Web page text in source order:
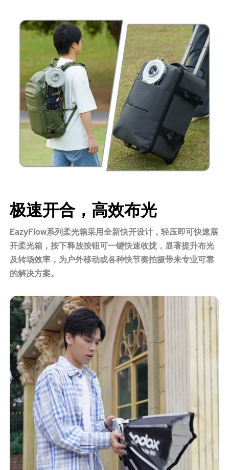
极速开合，高效布光
EazyFlow系列柔光箱采用全新快开设计，轻压即可快速展
开柔光箱，按下释放按钮可一键快速收拢，显著提升布光
及转场效率，为户外移动或各种快节奏拍摄带来专业可靠
的解决方案。